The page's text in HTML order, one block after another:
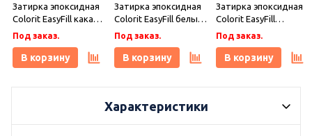
Затирка эпоксидная
Colorit EasyFill какао 1
кг, Плитонит
Под заказ.
В корзину
Затирка эпоксидная
Colorit EasyFill белый
1 кг, Плитонит
Под заказ.
В корзину
Затирка эпоксидная
Colorit EasyFill
бежевый 1 кг,
Плитонит
Под заказ.
В корзину
Характеристики